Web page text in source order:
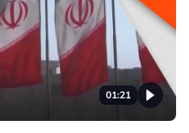
01:21